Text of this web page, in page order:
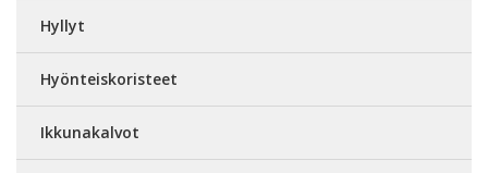
Hyllyt
Hyönteiskoristeet
Ikkunakalvot